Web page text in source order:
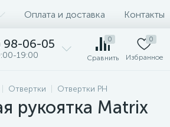
Оплата и доставка Контакты
98-06-05
19:00
0
Сравнить
0
Избранное
Отвертки Отвертки PH
рукоятка Matrix